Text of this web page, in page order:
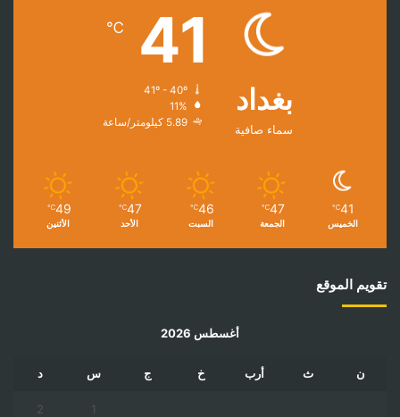
بغداد
سماء صافية
41
℃
11%
5.89 كيلومتر/ساعة
41
℃
الخميس
47
℃
الجمعة
46
℃
السبت
47
℃
الأحد
49
℃
الأثنين
تقويم الموقع
أغسطس 2026
ن ث أرب خ ج س د
1
2